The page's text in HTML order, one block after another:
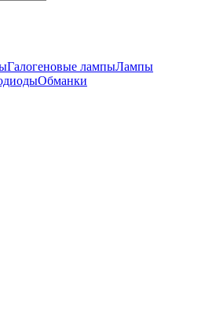
Галогеновые лампыЛампы
Обманки